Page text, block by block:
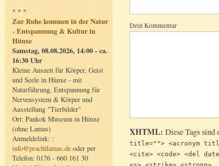
* * *
Zur Ruhe kommen in der Natur
- Entspannung & Kultur in
Hünxe
Samstag, 08.08.2026, 14:00 - ca.
16:30 Uhr
Kleine Auszeit für Körper, Geist
und Seele in Hünxe - mit
Naturführung, Entspannung für
Nervensystem & Körper und
Ausstellung "Tierbilder"
Ort: Pankok Museum in Hünxe
(ohne Lamas)
Anmeldelink: :
info@prachtlamas.de oder per
Telefon: 0176 - 660 161 30
Dein Kommentar
XHTML: Diese Tags
title=""> <acronym
<cite> <code> <del